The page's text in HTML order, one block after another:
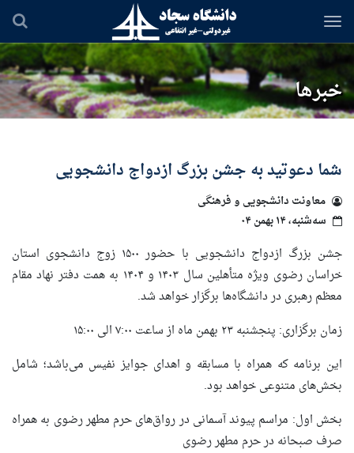
رفتن
محتوای
اصلی
خبرها
شما دعوتید به جشن بزرگ ازدواج دانشجویی
معاونت دانشجویی و فرهنگی
سه‌شنبه، ۱۴ بهمن ۰۴
جشن بزرگ ازدواج دانشجویی با حضور ۱۵۰۰ زوج دانشجوی استان
خراسان رضوی ویژه متأهلین سال ۱۴۰۳ و ۱۴۰۴ به همت دفتر نهاد مقام
معظم رهبری در دانشگاه‌ها برگزار خواهد شد.
زمان برگزاری: پنجشنبه ۲۳ بهمن ماه از ساعت ۷:۰۰ الی ۱۵:۰۰
این برنامه که همراه با مسابقه و اهدای جوایز نفیس می‌باشد؛ شامل
بخش‌های متنوعی خواهد بود.
بخش اول: مراسم پیوند آسمانی در رواق‌های حرم مطهر رضوی به همراه
صرف صبحانه در حرم مطهر رضوی